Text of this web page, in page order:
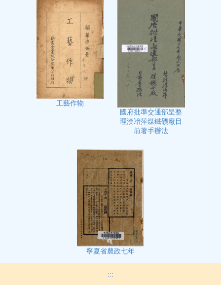
工藝作物
國府批準交通部呈整
理漢冶萍煤鐵礦廠目
前著手辦法
寧夏省農政七年
:::